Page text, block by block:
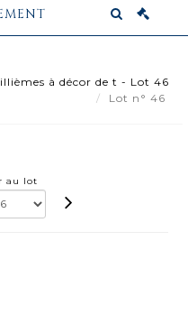
à décor de t - Lot 46
Lot n° 46
au lot